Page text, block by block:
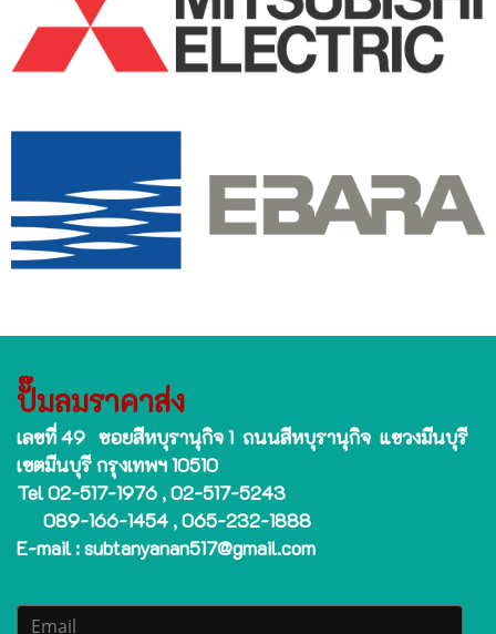
ปั๊มลมราคาส่ง
เลขที่ 49 ซอยสีหบุรานุกิจ 1 ถนนสีหบุรานุกิจ แขวงมีนบุรี
เขตมีนบุรี กรุงเทพฯ 10510
Tel 02-517-1976 , 02-517-5243
089-166-1454 , 065-232-1888
E-mail : subtanyanan517@gmail.com